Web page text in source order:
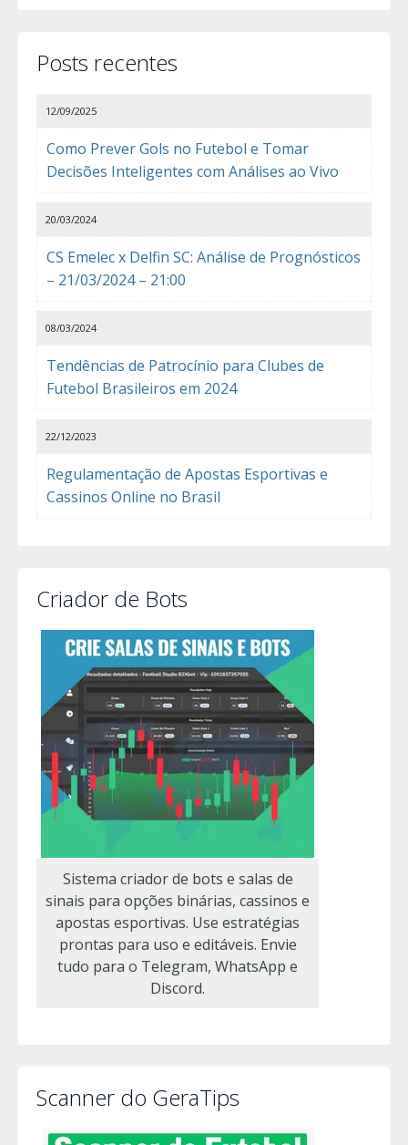
Posts recentes
Como Prever Gols no Futebol e Tomar
Decisões Inteligentes com Análises ao Vivo
12/09/2025
CS Emelec x Delfin SC: Análise de Prognósticos
– 21/03/2024 – 21:00
20/03/2024
Tendências de Patrocínio para Clubes de
Futebol Brasileiros em 2024
08/03/2024
Regulamentação de Apostas Esportivas e
Cassinos Online no Brasil
22/12/2023
Criador de Bots
Sistema criador de bots e salas de
sinais para opções binárias, cassinos e
apostas esportivas. Use estratégias
prontas para uso e editáveis. Envie
tudo para o Telegram, WhatsApp e
Discord.
Scanner do GeraTips